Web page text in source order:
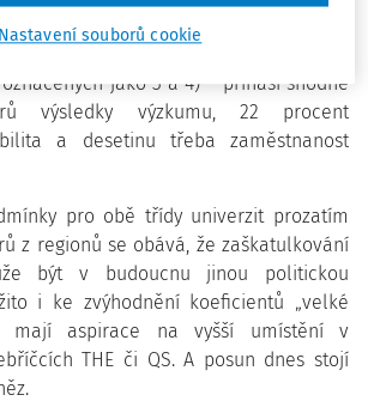
i čtyřicet procent za zaměstnanost
jako 3 a 4) – přináší shodně
výsledky výzkumu, 22 procent
a desetinu třeba zaměstnanost
pro obě třídy univerzit prozatím
z regionů se obává, že zaškatulkování
být v budoucnu jinou politickou
i ke zvýhodnění koeficientů „velké
mají aspirace na vyšší umístění v
THE či QS. A posun dnes stojí
Nastavení souborů cookie